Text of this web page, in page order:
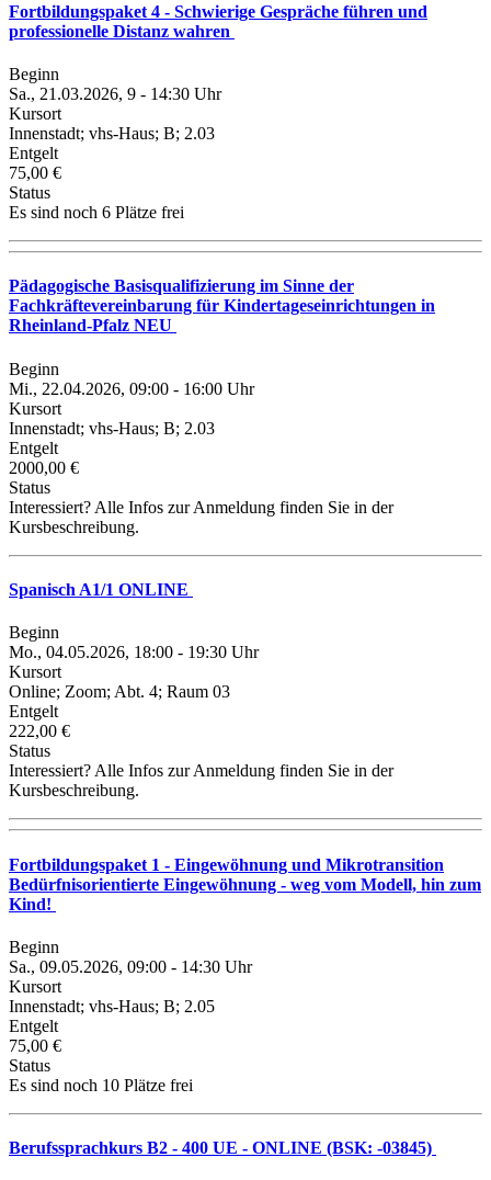
Fortbildungspaket 4 - Schwierige Gespräche führen und
professionelle Distanz wahren
Beginn
Sa., 21.03.2026, 9 - 14:30 Uhr
Kursort
Innenstadt; vhs-Haus; B; 2.03
Entgelt
75,00 €
Status
Es sind noch 6 Plätze frei
Pädagogische Basisqualifizierung im Sinne der
Fachkräftevereinbarung für Kindertageseinrichtungen in
Rheinland-Pfalz NEU
Beginn
Mi., 22.04.2026, 09:00 - 16:00 Uhr
Kursort
Innenstadt; vhs-Haus; B; 2.03
Entgelt
2000,00 €
Status
Interessiert? Alle Infos zur Anmeldung finden Sie in der
Kursbeschreibung.
Spanisch A1/1 ONLINE
Beginn
Mo., 04.05.2026, 18:00 - 19:30 Uhr
Kursort
Online; Zoom; Abt. 4; Raum 03
Entgelt
222,00 €
Status
Interessiert? Alle Infos zur Anmeldung finden Sie in der
Kursbeschreibung.
Fortbildungspaket 1 - Eingewöhnung und Mikrotransition
Bedürfnisorientierte Eingewöhnung - weg vom Modell, hin zum
Kind!
Beginn
Sa., 09.05.2026, 09:00 - 14:30 Uhr
Kursort
Innenstadt; vhs-Haus; B; 2.05
Entgelt
75,00 €
Status
Es sind noch 10 Plätze frei
Berufssprachkurs B2 - 400 UE - ONLINE (BSK: -03845)